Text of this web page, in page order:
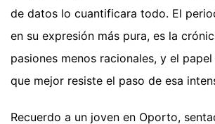
de datos lo cuantificara todo. El
en su expresión más pura, es la
pasiones menos racionales, y el
que mejor resiste el paso de esa
Recuerdo a un joven en Oporto,